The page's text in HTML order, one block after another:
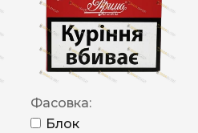
Фасовка:
Блок